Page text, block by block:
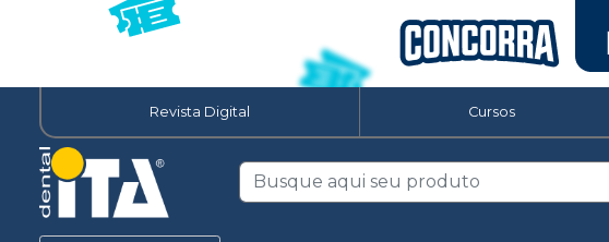
Revista Digital Cursos